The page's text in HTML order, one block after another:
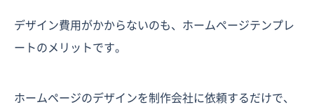
デザイン費用がかからないのも、ホームページテンプレ
ートのメリットです。
ホームページのデザインを制作会社に依頼するだけで、